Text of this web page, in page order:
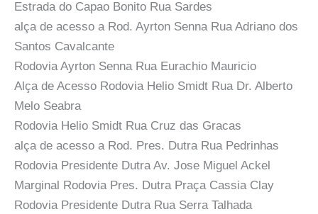
Estrada do Capao Bonito Rua Sardes
alça de acesso a Rod. Ayrton Senna Rua Adriano dos
Santos Cavalcante
Rodovia Ayrton Senna Rua Eurachio Mauricio
Alça de Acesso Rodovia Helio Smidt Rua Dr. Alberto
Melo Seabra
Rodovia Helio Smidt Rua Cruz das Gracas
alça de acesso a Rod. Pres. Dutra Rua Pedrinhas
Rodovia Presidente Dutra Av. Jose Miguel Ackel
Marginal Rodovia Pres. Dutra Praça Cassia Clay
Rodovia Presidente Dutra Rua Serra Talhada